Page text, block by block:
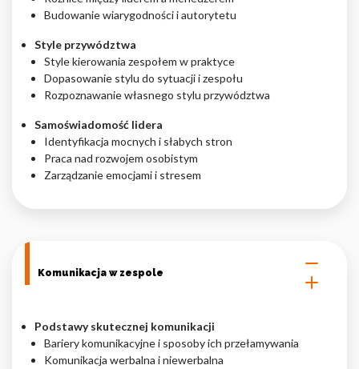
Budowanie wiarygodności i autorytetu
Style przywództwa
Style kierowania zespołem w praktyce
Dopasowanie stylu do sytuacji i zespołu
Rozpoznawanie własnego stylu przywództwa
Samoświadomość lidera
Identyfikacja mocnych i słabych stron
Praca nad rozwojem osobistym
Zarządzanie emocjami i stresem
Komunikacja w zespole
Podstawy skutecznej komunikacji
Bariery komunikacyjne i sposoby ich przełamywania
Komunikacja werbalna i niewerbalna
Nieklasyfikowane pliki cookie, to pliki, które są w procesie
klasyfikowania, wraz z dostawcami poszczególnych ciasteczek.
Odrzuć
Zapisz moje preferencje
Akceptuj wszystko